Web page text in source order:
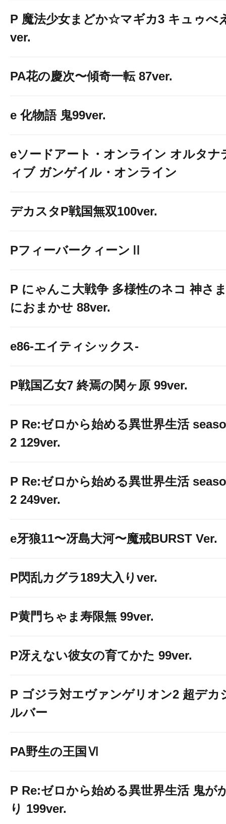
P 魔法少女まどか☆マギカ3 キュゥべ
ver.
PA花の慶次〜傾奇一転 87ver.
e 化物語 鬼99ver.
eソードアート・オンライン オルタナ
ィブ ガンゲイル・オンライン
デカスタP戦国無双100ver.
PフィーバークィーンⅡ
P にゃんこ大戦争 多様性のネコ 神さ
におまかせ 88ver.
e86-エイティシックス-
P戦国乙女7 終焉の関ヶ原 99ver.
P Re:ゼロから始める異世界生活
2 129ver.
P Re:ゼロから始める異世界生活
2 249ver.
e牙狼11〜冴島大河〜魔戒BURST Ver.
P閃乱カグラ189大入りver.
P黄門ちゃま寿限無 99ver.
P冴えない彼女の育てかた 99ver.
P ゴジラ対エヴァンゲリオン2 超デカ
ルバー
PA野生の王国Ⅵ
P Re:ゼロから始める異世界生活 鬼が
り 199ver.